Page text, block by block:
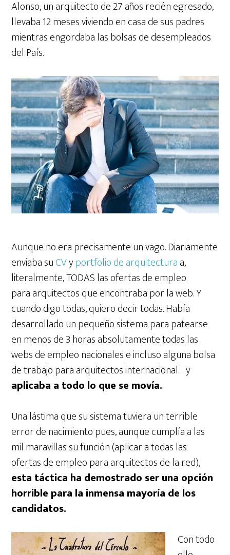
Alonso, un arquitecto de 27 años recién egresado,
llevaba 12 meses viviendo en casa de sus padres
mientras engordaba las bolsas de desempleados
del País.
Aunque no era precisamente un vago. Diariamente
enviaba suCVyportfolio de arquitecturaa,
literalmente, TODAS las ofertas de empleo
para arquitectos que encontraba por la web. Y
cuando digo todas, quiero decir todas. Había
desarrollado un pequeño sistema para patearse
en menos de 3 horas absolutamente todas las
webs de empleo nacionales e incluso alguna bolsa
de trabajo para arquitectos internacional… y
aplicaba a todo lo que se movía.
Una lástima que su sistema tuviera un terrible
error de nacimiento pues, aunque cumplía a las
mil maravillas su función (aplicar a todas las
ofertas de empleo para arquitectos de la red),
esta táctica ha demostrado ser una opción
horrible para la inmensa mayoría de los
candidatos.
Con todo